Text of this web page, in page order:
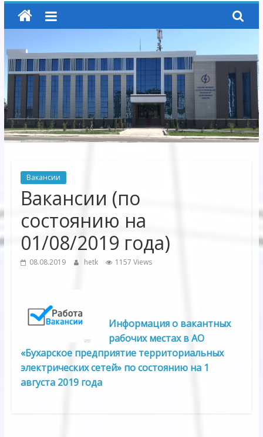
Территориальных
Электрических
сетей"
АО
"Бухарское
Электрических
сетей"
Вакансии
Вакансии (по
состоянию на
01/08/2019 года)
08.08.2019 hetk 1157 Views
Информация о вакантных
рабочих местах в АО
«Бухарское предприятие территориальных
электрических сетей» по состоянию на 1
августа 2019 года